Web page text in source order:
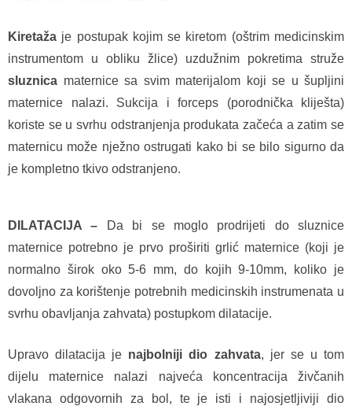
Kiretaža je postupak kojim se kiretom (oštrim medicinskim
instrumentom u obliku žlice) uzdužnim pokretima struže
sluznica maternice sa svim materijalom koji se u šupljini
maternice nalazi. Sukcija i forceps (porodnička kliješta)
koriste se u svrhu odstranjenja produkata začeća a zatim se
maternicu može nježno ostrugati kako bi se bilo sigurno da
je kompletno tkivo odstranjeno.
DILATACIJA –
Da bi se moglo prodrijeti do sluznice
maternice potrebno je prvo proširiti grlić maternice (koji je
normalno širok oko 5-6 mm, do kojih 9-10mm, koliko je
dovoljno za korištenje potrebnih medicinskih instrumenata u
svrhu obavljanja zahvata) postupkom dilatacije.
Upravo dilatacija je najbolniji dio zahvata, jer se u tom
dijelu maternice nalazi najveća koncentracija živčanih
vlakana odgovornih za bol, te je isti i najosjetljiviji dio